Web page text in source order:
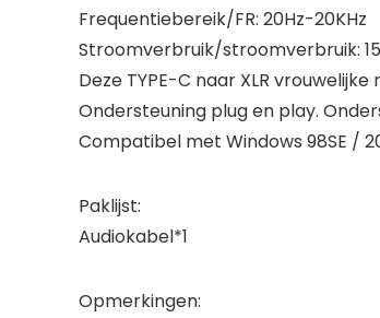
Frequentiebereik/FR: 20Hz-20KHz
Stroomverbruik/stroomverbruik:
Deze TYPE-C naar XLR
Ondersteuning plug en play.
Compatibel met Windows 98SE /
Paklijst:
Audiokabel*1
Opmerkingen: